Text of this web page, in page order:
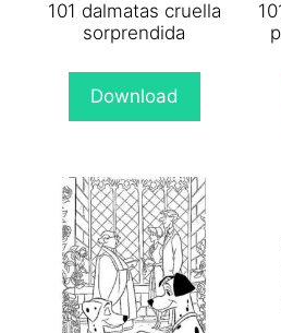
101 dalmatas cruella
sorprendida
Download